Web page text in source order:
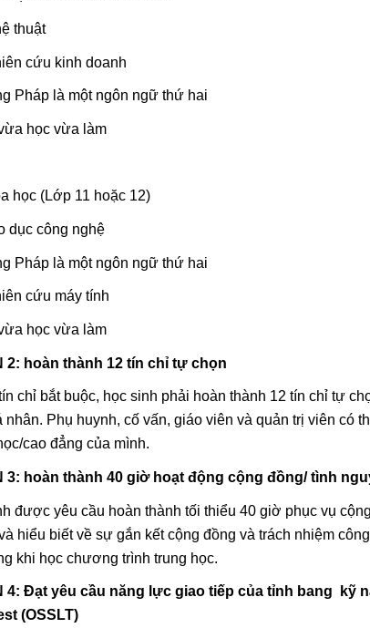
thuật
cứu kinh doanh
Pháp là một ngôn ngữ thứ hai
học vừa làm
học (Lớp 11 hoặc 12)
dục công nghệ
Pháp là một ngôn ngữ thứ hai
cứu máy tính
học vừa làm
2: hoàn thành 12 tín chỉ tự chọn
chỉ bắt buộc, học sinh phải hoàn thành 12 tín chỉ tự
nhân. Phụ huynh, cố vấn, giáo viên và quản trị viên
cao đẳng của mình.
3: hoàn thành 40 giờ hoạt động cộng đồng/ tình
được yêu cầu hoàn thành tối thiểu 40 giờ phục vụ
hiểu biết về sự gắn kết cộng đồng và trách nhiệm
khi học chương trình trung học.
4: Đạt yêu cầu năng lực giao tiếp của tỉnh bang kỹ
(OSSLT)